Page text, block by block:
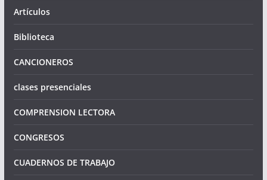
Artículos
Biblioteca
CANCIONEROS
clases presenciales
COMPRENSION LECTORA
CONGRESOS
CUADERNOS DE TRABAJO